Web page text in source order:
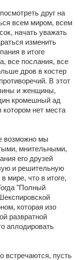
друг на
всем миром, всем
начать уважать
изменить
в итоге
все послания, все
дров в костер
В этот
и женщины,
кромешный ад
котором нет места
возможно мы
мнительными,
его друзей
и решительную
мире, что в итоге,
"Полный
которая изо
развратной
аплодировать
встречаются, пусть